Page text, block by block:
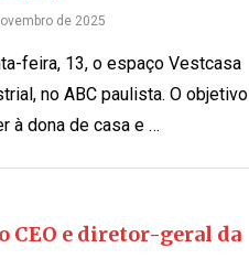
de 2025
feira, 13, o espaço Vestcasa
no ABC paulista. O objetivo
à dona de casa e …
CEO e diretor-geral da